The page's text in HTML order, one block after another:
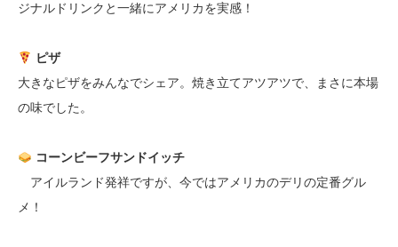
ジナルドリンクと一緒にアメリカを実感！
ピザ
大きなピザをみんなでシェア。焼き立てアツアツで、まさに本場
の味でした。
コーンビーフサンドイッチ
アイルランド発祥ですが、今ではアメリカのデリの定番グル
メ！